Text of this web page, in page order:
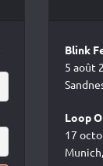
Blink
5 août
Loop
17